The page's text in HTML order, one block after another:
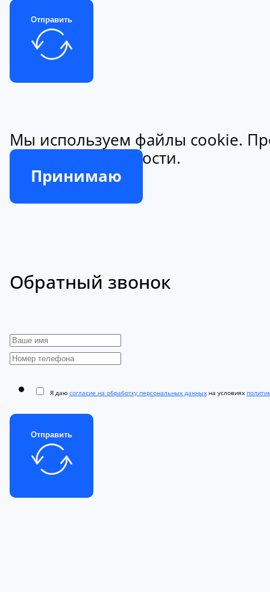
Отправить
Мы используем файлы cookie.
конфиденциальности.
Принимаю
Обратный звонок
Я даю согласие на обработку персональных данных на условиях
Отправить